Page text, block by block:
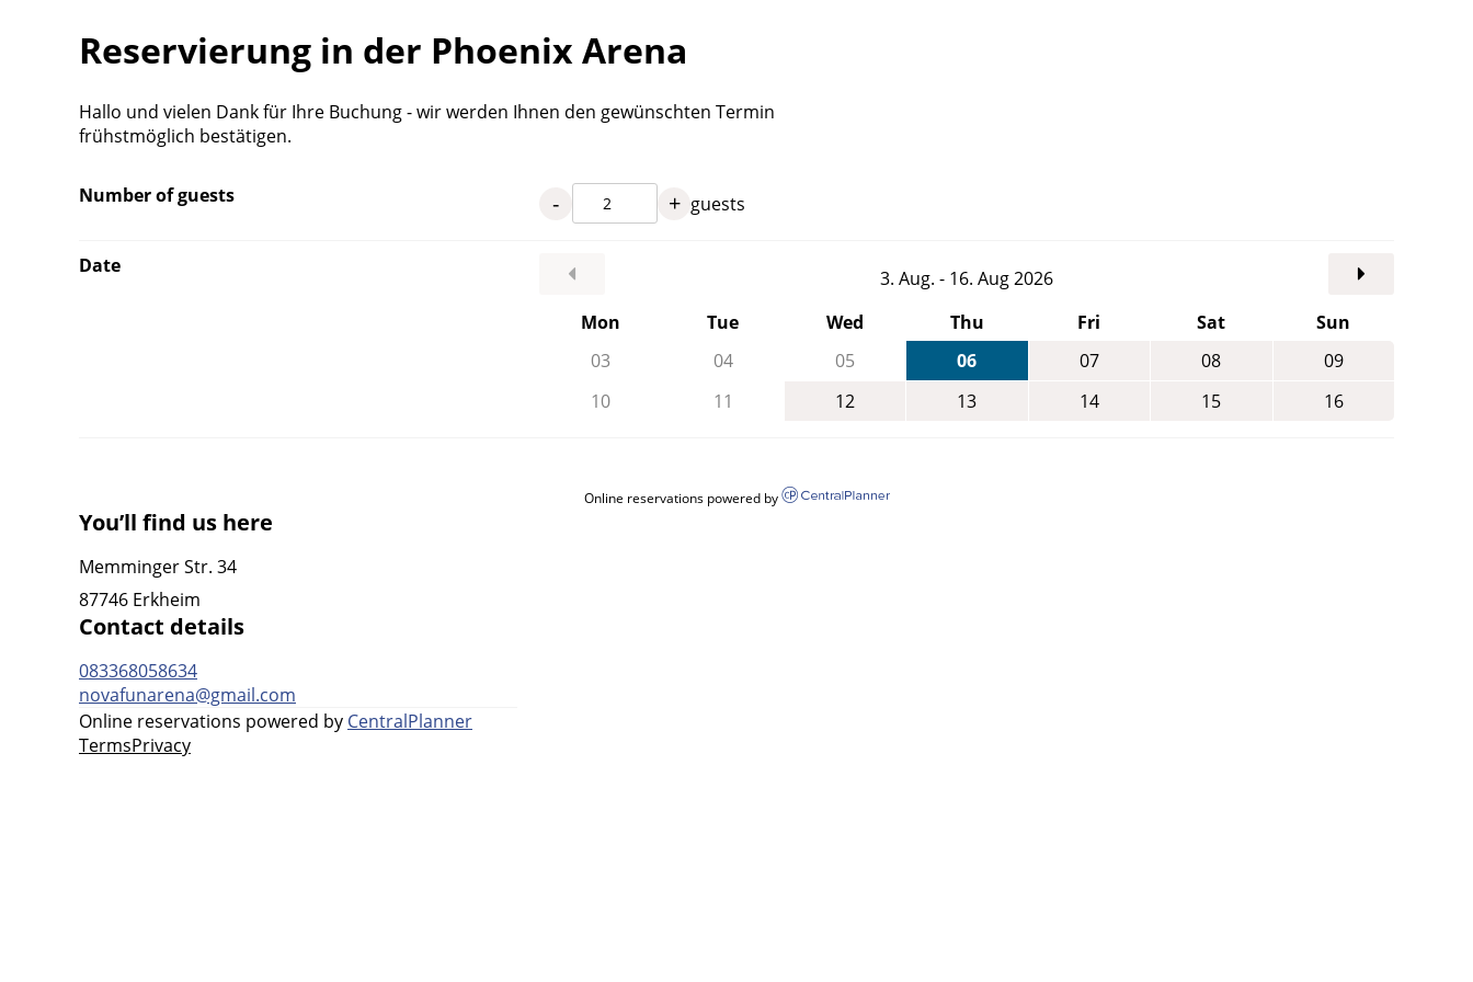
Reservierung in der Phoenix Arena
Hallo und vielen Dank für Ihre Buchung - wir werden Ihnen den gewünschten Termin
frühstmöglich bestätigen.
Number of guests - + guests
Date
3. Aug. - 16. Aug 2026
Mon
Tue Wed Thu Fri Sat
Sun
03
04 05 06 07 08
09
10
11 12 13 14 15 16
Online reservations powered by
You’ll find us here
Memminger Str. 34
87746 Erkheim
Contact details
083368058634
novafunarena@gmail.com
Online reservations powered by CentralPlanner
TermsPrivacy